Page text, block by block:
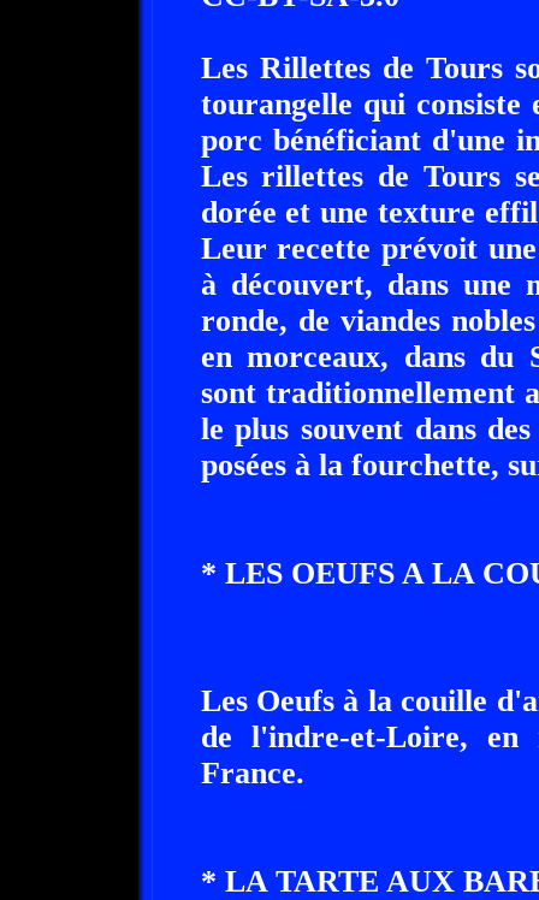
Les Rillettes de Tours
tourangelle qui consiste
porc bénéficiant d'une
Les rillettes de Tours
dorée et une texture
Leur recette prévoit
à découvert, dans
ronde, de viandes
en morceaux, dans du
sont traditionnellement
le plus souvent dans
posées à la fourchette,
* LES OEUFS A LA
Les Oeufs à la couille
de l'indre-et-Loire, en
France.
* LA TARTE AUX